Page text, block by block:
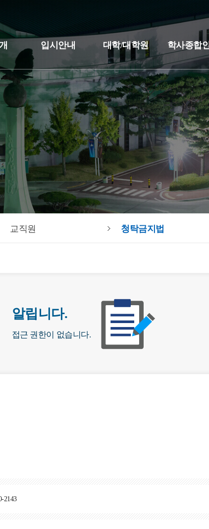
입시안내 대학/대학원 학사종합
교직원 청탁금지법
알립니다.
접근 권한이 없습니다.
2143